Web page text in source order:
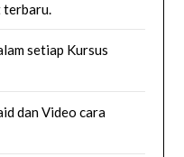
setiap Kursus
dan Video cara